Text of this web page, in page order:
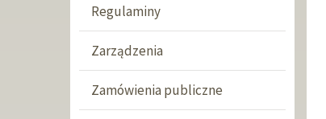
Regulaminy
Zarządzenia
Zamówienia publiczne